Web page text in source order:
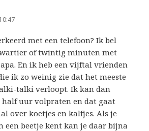
met een telefoon? Ik bel
of twintig minuten met
En ik heb een vijftal vrienden
ik zo weinig zie dat het meeste
talki verloopt. Ik kan dan
uur volpraten en dat gaat
over koetjes en kalfjes. Als je
een beetje kent kan je daar bijna